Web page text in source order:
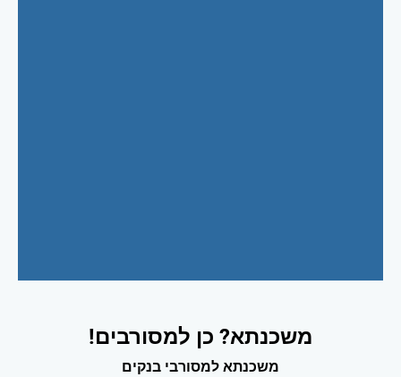
משכנתא? כן למסורבים!
משכנתא למסורבי בנקים